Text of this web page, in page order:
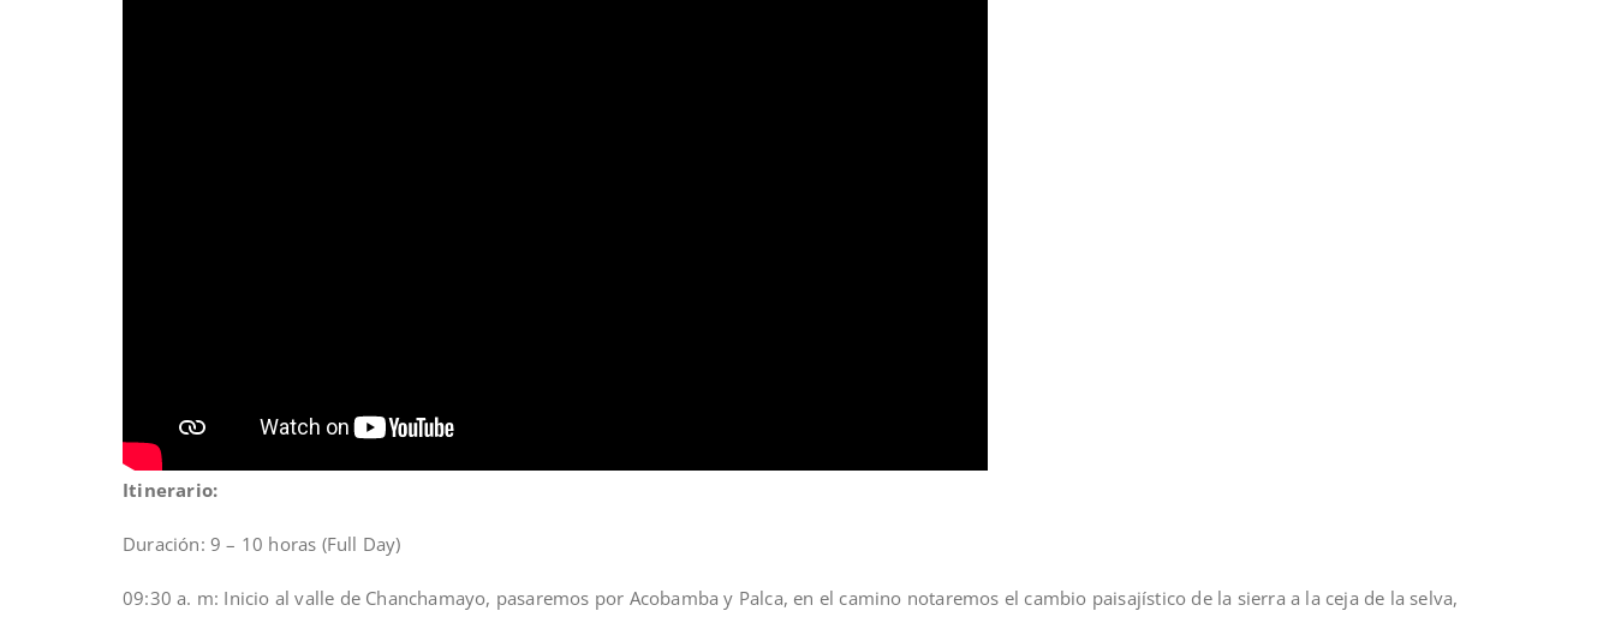
Itinerario:
Duración: 9 – 10 horas (Full Day)
09:30 a. m: Inicio al valle de Chanchamayo, pasaremos por Acobamba y Palca, en el camino notaremos el cambio paisajístico de la sierra a la ceja de la selva,